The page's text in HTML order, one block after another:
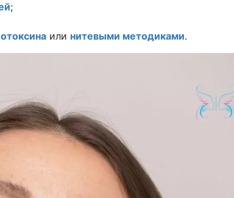
;
или нитевыми методиками.